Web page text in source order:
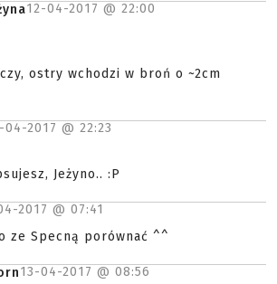
12-04-2017 @ 22:00
ostry wchodzi w broń o ~2cm
04-2017 @ 22:23
Jeżyno.. :P
2017 @ 07:41
ze Specną porównać ^^
13-04-2017 @ 08:56